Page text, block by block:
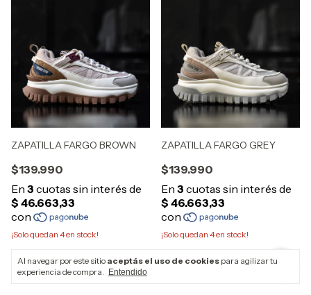
Al navegar por este sitio aceptás el uso de cookies para agilizar tu
experiencia de compra.
Entendido
ZAPATILLA FARGO BROWN
$139.990
¡Solo quedan 4en stock!
Comprar
ZAPATILLA FARGO GREY
$139.990
¡Solo quedan 4en stock!
Comprar